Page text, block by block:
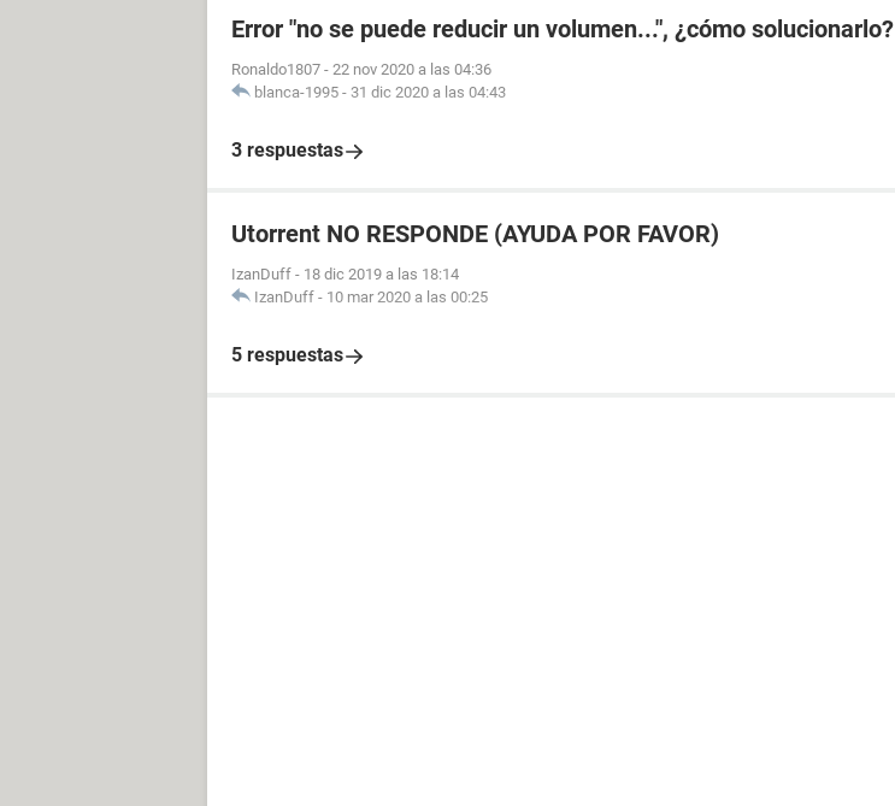
Error "no se puede reducir un volumen...", ¿cómo solucionarlo?
Ronaldo1807 - 22 nov 2020 a las 04:36
blanca-1995 - 31 dic 2020 a las 04:43
3 respuestas
Utorrent NO RESPONDE (AYUDA POR FAVOR)
IzanDuff - 18 dic 2019 a las 18:14
IzanDuff - 10 mar 2020 a las 00:25
5 respuestas